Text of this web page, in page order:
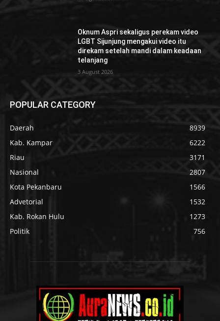
Oknum Aspri sekaligus perekam video
LGBT Sijunjung mengakui video itu
direkam setelah mandi dalam keadaan
telanjang
3 August 2026
POPULAR CATEGORY
Daerah
8939
Kab. Kampar
6222
Riau
3171
Nasional
2807
Kota Pekanbaru
1566
Advetorial
1532
Kab. Rokan Hulu
1273
Politik
756